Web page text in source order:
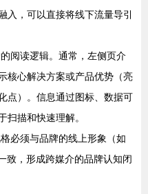
入，可以直接将线下流量导引
阅读逻辑。通常，左侧页介
核心解决方案或产品优势（亮
点）。信息通过图标、数据可
扫描和快速理解。
必须与品牌的线上形象（如
致，形成跨媒介的品牌认知闭